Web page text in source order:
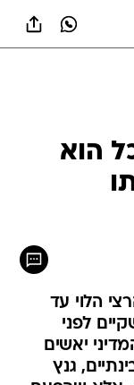
הוא
הרצי הלוי עד
לפני
יאשים
גנץ